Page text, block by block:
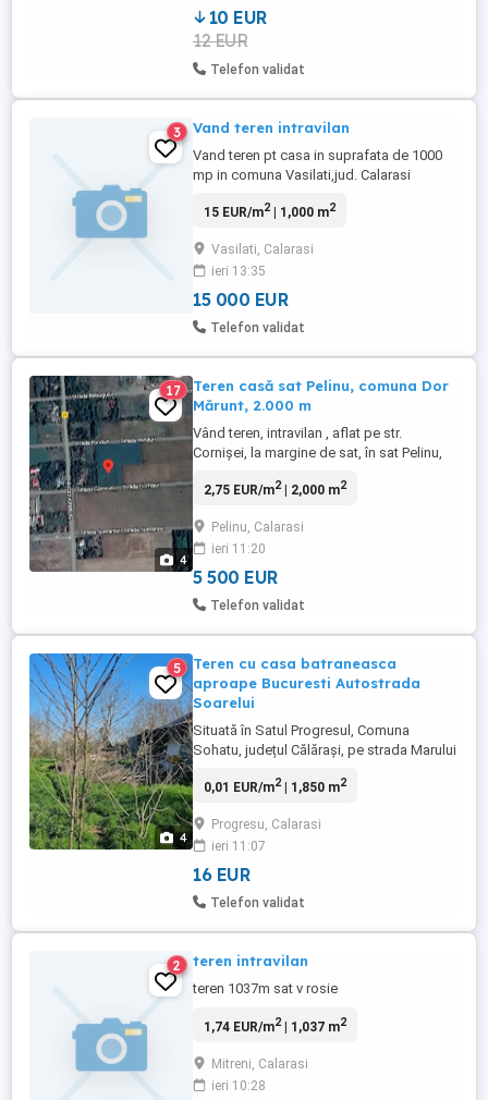
Fără rețele electrice: ...
10 EUR
12 EUR
Telefon validat
3 Vand teren intravilan
Vand teren pt casa in suprafata de 1000
mp in comuna Vasilati,jud. Calarasi
15 EUR/m2| 1,000 m2
Vasilati, Calarasi
ieri 13:35
15 000 EUR
Telefon validat
4
17
Teren casă sat Pelinu, comuna Dor
Mărunt, 2.000 m
Vând teren, intravilan , aflat pe str.
Cornișei, la margine de sat, în sat Pelinu,
suprafață de 2.000 m , aflat la cca 3 Km de
București- Constanța, vechiul drum spre
mare. Satul este unul liniștit, la cca 80 km
de București. Satul ...
2,75 EUR/m2| 2,000 m2
Pelinu, Calarasi
ieri 11:20
5 500 EUR
Telefon validat
4
5
Teren cu casa batraneasca
aproape Bucuresti Autostrada
Soarelui
Situată în Satul Progresul, Comuna
Sohatu, județul Călărași, pe strada Marului
proprietate este ideală atât pentru locuință
sau casă de vacanță. Distanta fata de
Bucuresti este de 30 km aproximativ de la
Autostrada Soarelui. ...
0,01 EUR/m2| 1,850 m2
Progresu, Calarasi
ieri 11:07
16 EUR
Telefon validat
2 teren intravilan
teren 1037m sat v rosie
1,74 EUR/m2| 1,037 m2
Mitreni, Calarasi
ieri 10:28